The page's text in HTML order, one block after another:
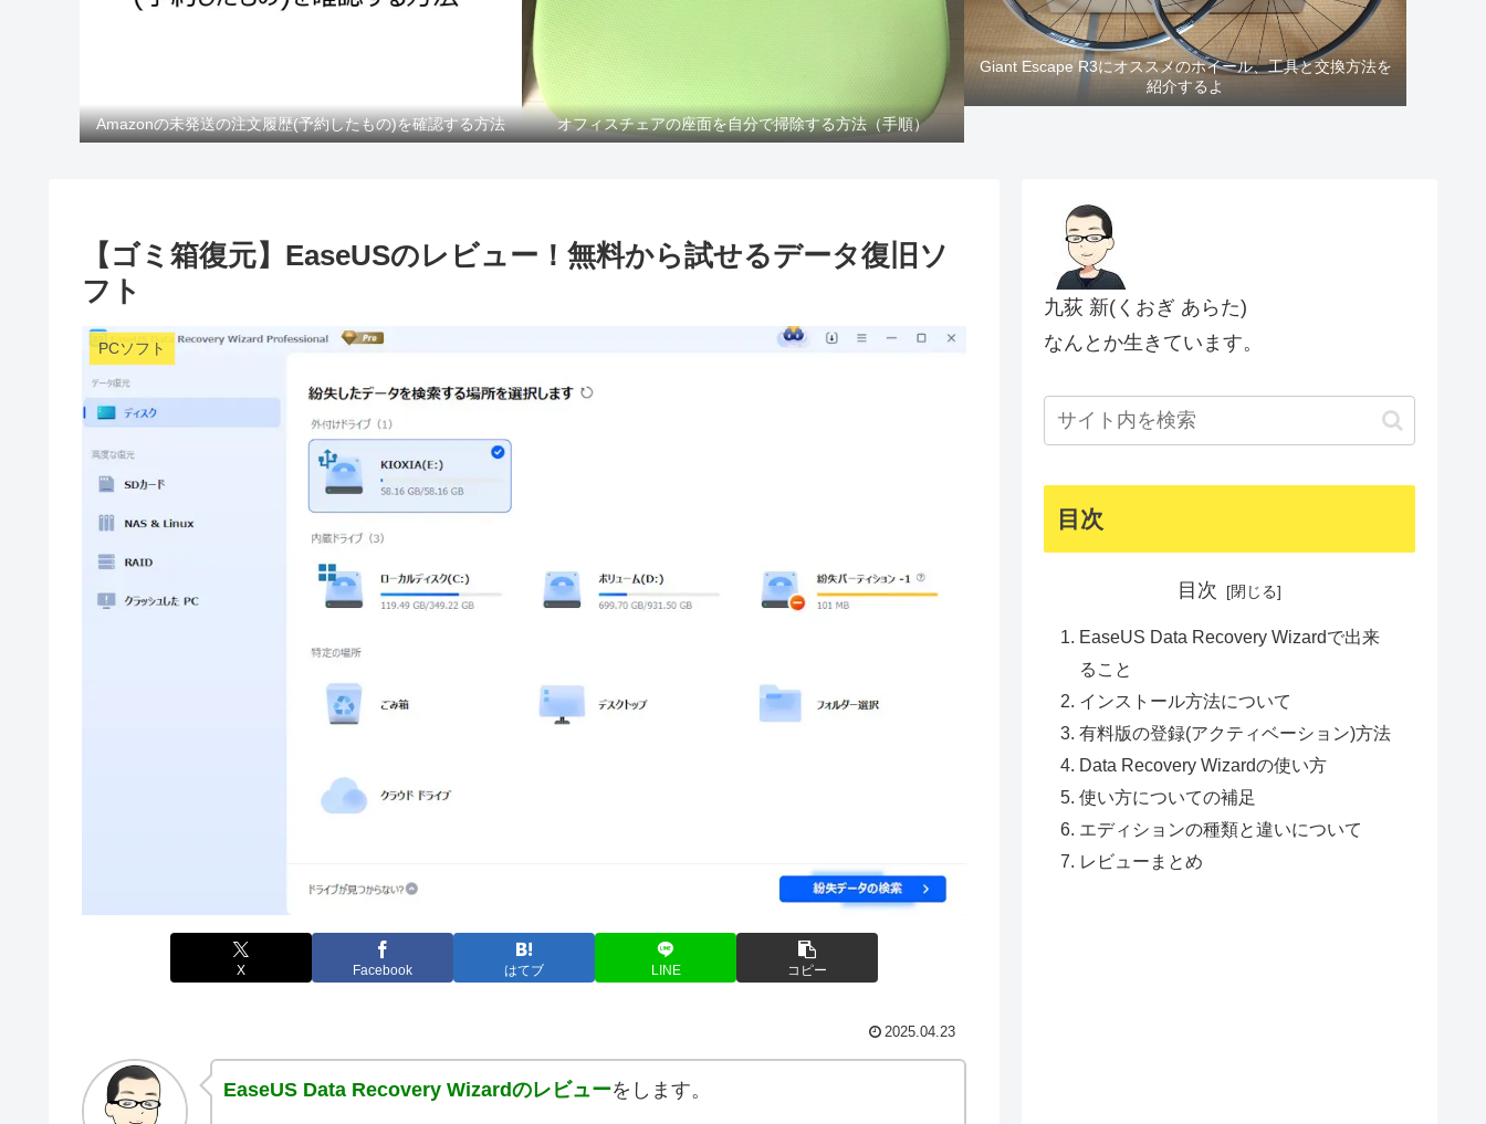
Amazonの未発送の注文履歴(予約したもの)を確認する方法 オフィスチェアの座面を自分で掃除する方法（手順）
Giant Escape R3にオススメのホイール、工具と交換方法を
紹介するよ
【ゴミ箱復元】EaseUSのレビュー！無料から試せるデータ復旧ソ
フト
PCソフト
X Facebook はてブ LINE コピー
2025.04.23
EaseUS Data Recovery Wizardのレビューをします。
九荻 新(くおぎ あらた)
なんとか生きています。
目次
目次
EaseUS Data Recovery Wizardで出来
ること
インストール方法について
有料版の登録(アクティベーション)方法
Data Recovery Wizardの使い方
使い方についての補足
エディションの種類と違いについて
レビューまとめ